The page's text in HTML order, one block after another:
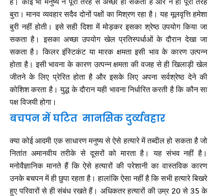
बुरा। मानव व्यवहार सदैव दोनों पक्षों का मिश्रण रहा है। यह मूलवृत्ति हमेशा
बुरी नहीं होती। इसे सही दिशा में मोड़कर इसका श्रेष्ठ उपयोग किया जा
सकता है। इसका अच्छा उपयोग खेल प्रतिस्पर्धाओं के दौरान देखा जा
सकता है। किलर इंस्टिकंट या मारक क्षमता इसी भाव के कारण उत्पन्न
होता है। इसी भावना के कारण उत्पन्न क्षमता की वजह से ही खिलाड़ी खेल
जीतने के लिए प्रेरित होता है और इसके लिए अपना सर्वश्रेष्ठ देने की
कोशिश करता है। युद्ध के दौरान यही भावना निर्धारित करती है कि कौन सा
पक्ष विजयी होगा।
बचपन में घटित मानसिक दुर्व्यवहार
क्या कोई आदमी एक साधारण मनुष्य से ऐसे हत्यारे में तब्दील हो सकता है जो
नितांत अमानवीय तरीके से दूसरों को मारता है। यह संभव नहीं है।
मनोवैज्ञानिक मानते हैं कि ऐसे हत्यारों की परेशानी का वास्तविक कारण
उनके बचपन में ही छुपा रहता है। हालांकि ऐसा नहीं है कि सभी हत्यारे बिखरे
हुए परिवारों से ही संबंध रखते हैं। अधिकतर हत्यारों की उम्र 20 से 35 के